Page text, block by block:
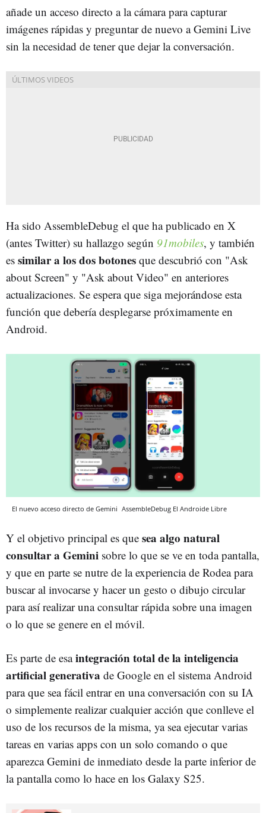
añade un acceso directo a la cámara para capturar
imágenes rápidas y preguntar de nuevo a Gemini Live
sin la necesidad de tener que dejar la conversación.
Ha sido AssembleDebug el que ha publicado en X
(antes Twitter) su hallazgo según 91mobiles, y también
es similar a los dos botones que descubrió con "Ask
about Screen" y "Ask about Video" en anteriores
actualizaciones. Se espera que siga mejorándose esta
función que debería desplegarse próximamente en
Android.
El nuevo acceso directo de Gemini AssembleDebug El Androide Libre
Y el objetivo principal es que sea algo natural
consultar a Gemini sobre lo que se ve en toda pantalla,
y que en parte se nutre de la experiencia de Rodea para
buscar al invocarse y hacer un gesto o dibujo circular
para así realizar una consultar rápida sobre una imagen
o lo que se genere en el móvil.
Es parte de esaintegración total de la inteligencia
artificial generativa de Google en el sistema Android
para que sea fácil entrar en una conversación con su IA
o simplemente realizar cualquier acción que conlleve el
uso de los recursos de la misma, ya sea ejecutar varias
tareas en varias apps con un solo comando o que
aparezca Gemini de inmediato desde la parte inferior de
la pantalla como lo hace en los Galaxy S25.